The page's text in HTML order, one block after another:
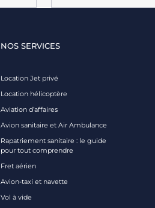
NOS SERVICES
Location Jet privé
Location hélicoptère
Aviation d’affaires
Avion sanitaire et Air Ambulance
Rapatriement sanitaire : le guide
pour tout comprendre
Fret aérien
Avion-taxi et navette
Vol à vide